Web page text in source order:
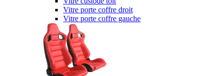
Vitre porte coffre droit
Vitre porte coffre gauche